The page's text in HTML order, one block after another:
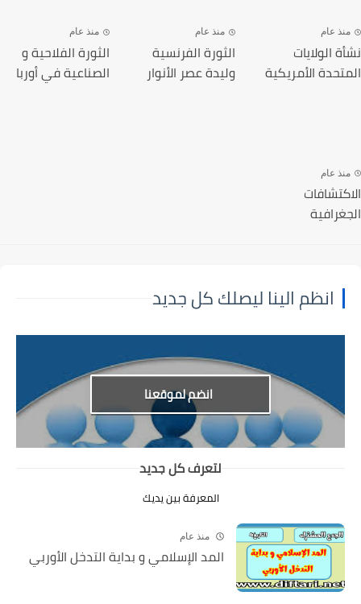
عام
الولايات
الأمريكية
منذ عام
الثورة الفرنسية
وليدة عصر الأنوار
منذ عام
الثورة الفلاحية و
الصناعية في أوربا
عام
انظم الينا ليصلك كل جديد
انضم لموقعنا
لتعرف كل جديد
المعرفة بين يديك
منذ عام
المد الإسلامي و بداية التدخل الأوربي